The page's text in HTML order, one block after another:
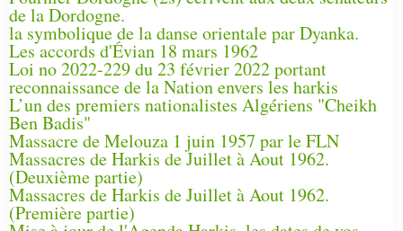
de la Dordogne.
la symbolique de la danse orientale par Dyanka.
Les accords d'Évian 18 mars 1962
Loi no 2022-229 du 23 février 2022 portant
reconnaissance de la Nation envers les harkis
L’un des premiers nationalistes Algériens "Cheikh
Ben Badis"
Massacre de Melouza 1 juin 1957 par le FLN
Massacres de Harkis de Juillet à Aout 1962.
(Deuxième partie)
Massacres de Harkis de Juillet à Aout 1962.
(Première partie)